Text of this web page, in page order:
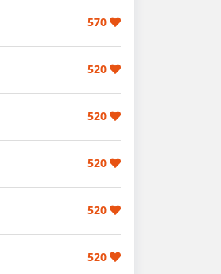
570
520
520
520
520
520